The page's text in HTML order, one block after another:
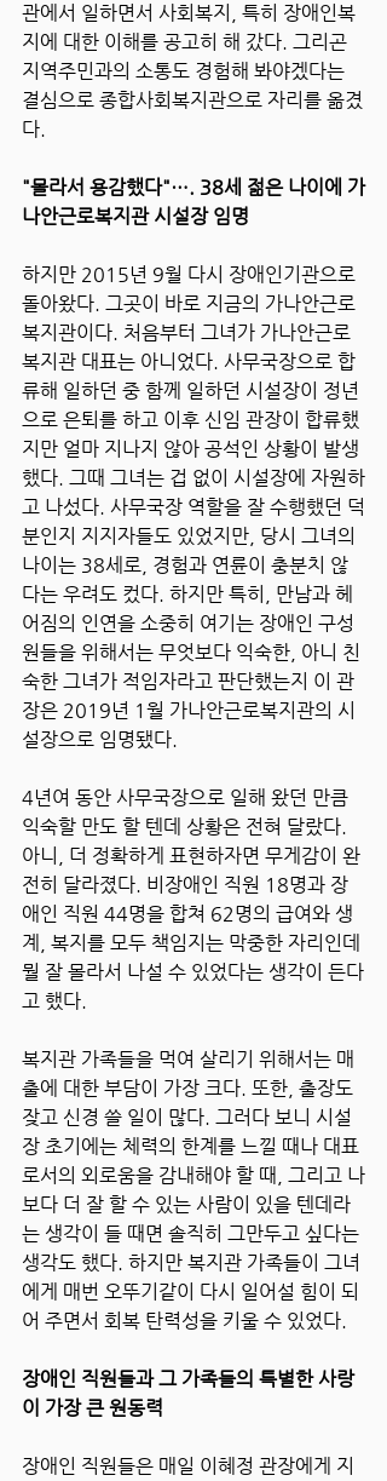
관에서 일하면서 사회복지, 특히 장애인복
지에 대한 이해를 공고히 해 갔다. 그리곤
지역주민과의 소통도 경험해 봐야겠다는
결심으로 종합사회복지관으로 자리를 옮겼
다.
"몰라서 용감했다"…. 38세 젊은 나이에 가
나안근로복지관 시설장 임명
하지만 2015년 9월 다시 장애인기관으로
돌아왔다. 그곳이 바로 지금의 가나안근로
복지관이다. 처음부터 그녀가 가나안근로
복지관 대표는 아니었다. 사무국장으로 합
류해 일하던 중 함께 일하던 시설장이 정년
으로 은퇴를 하고 이후 신임 관장이 합류했
지만 얼마 지나지 않아 공석인 상황이 발생
했다. 그때 그녀는 겁 없이 시설장에 자원하
고 나섰다. 사무국장 역할을 잘 수행했던 덕
분인지 지지자들도 있었지만, 당시 그녀의
나이는 38세로, 경험과 연륜이 충분치 않
다는 우려도 컸다. 하지만 특히, 만남과 헤
어짐의 인연을 소중히 여기는 장애인 구성
원들을 위해서는 무엇보다 익숙한, 아니 친
숙한 그녀가 적임자라고 판단했는지 이 관
장은 2019년 1월 가나안근로복지관의 시
설장으로 임명됐다.
4년여 동안 사무국장으로 일해 왔던 만큼
익숙할 만도 할 텐데 상황은 전혀 달랐다.
아니, 더 정확하게 표현하자면 무게감이 완
전히 달라졌다. 비장애인 직원 18명과 장
애인 직원 44명을 합쳐 62명의 급여와 생
계, 복지를 모두 책임지는 막중한 자리인데
뭘 잘 몰라서 나설 수 있었다는 생각이 든다
고 했다.
복지관 가족들을 먹여 살리기 위해서는 매
출에 대한 부담이 가장 크다. 또한, 출장도
잦고 신경 쓸 일이 많다. 그러다 보니 시설
장 초기에는 체력의 한계를 느낄 때나 대표
로서의 외로움을 감내해야 할 때, 그리고 나
보다 더 잘 할 수 있는 사람이 있을 텐데라
는 생각이 들 때면 솔직히 그만두고 싶다는
생각도 했다. 하지만 복지관 가족들이 그녀
에게 매번 오뚜기같이 다시 일어설 힘이 되
어 주면서 회복 탄력성을 키울 수 있었다.
장애인 직원들과 그 가족들의 특별한 사랑
이 가장 큰 원동력
장애인 직원들은 매일 이혜정 관장에게 지